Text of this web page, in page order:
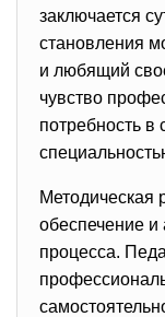
заключается
становления
и любящий
чувство
потребность
Методическая
обеспечение и
процесса.